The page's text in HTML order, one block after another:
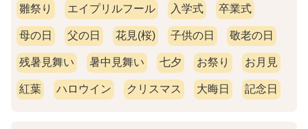
雛祭り エイプリルフール 入学式 卒業式
母の日 父の日 花見(桜) 子供の日 敬老の日
残暑見舞い 暑中見舞い 七夕 お祭り お月見
紅葉 ハロウイン クリスマス 大晦日 記念日